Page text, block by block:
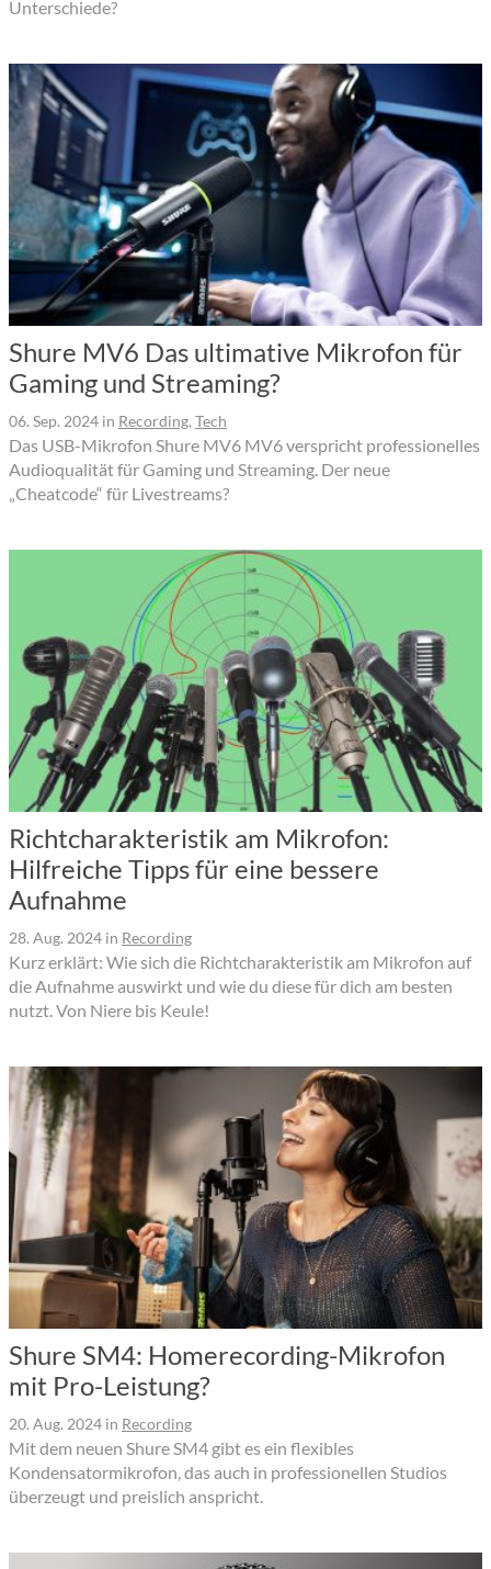
Unterschiede?
Shure MV6 Das ultimative Mikrofon für
Gaming und Streaming?
06. Sep. 2024 in Recording, Tech
Das USB-Mikrofon Shure MV6 MV6 verspricht professionelles
Audioqualität für Gaming und Streaming. Der neue
„Cheatcode“ für Livestreams?
Richtcharakteristik am Mikrofon:
Hilfreiche Tipps für eine bessere
Aufnahme
28. Aug. 2024 in Recording
Kurz erklärt: Wie sich die Richtcharakteristik am Mikrofon auf
die Aufnahme auswirkt und wie du diese für dich am besten
nutzt. Von Niere bis Keule!
Shure SM4: Homerecording-Mikrofon
mit Pro-Leistung?
20. Aug. 2024 in Recording
Mit dem neuen Shure SM4 gibt es ein flexibles
Kondensatormikrofon, das auch in professionellen Studios
überzeugt und preislich anspricht.